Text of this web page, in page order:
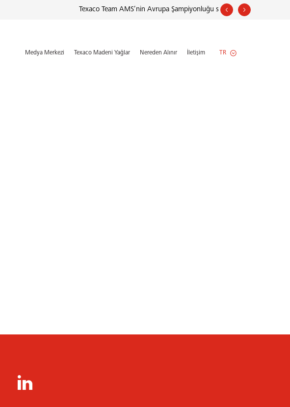
Texaco Team AMS’nin Avrupa Şampiyonluğu serüvenini şimdi izleyin!
Medya Merkezi Texaco Madeni Yağlar Nereden Alınır İletişim TR